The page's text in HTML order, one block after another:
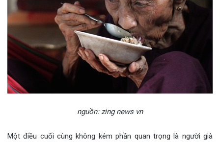
nguồn: zing news vn
Một điều cuối cùng không kém phần quan trọng là người già